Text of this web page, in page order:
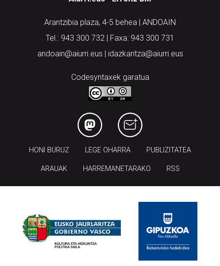
Arantzibia plaza, 4-5 behea | ANDOAIN
Tel.: 943 300 732 | Faxa: 943 300 731
andoain@aiurri.eus | idazkaritza@aiurri.eus
Codesyntaxek garatua
HONI BURUZ LEGE OHARRA PUBLIZITATEA
ARAUAK HARREMANETARAKO RSS